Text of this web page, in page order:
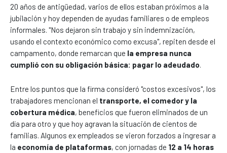
20 años de antigüedad, varios de ellos estaban próximos a la
jubilación y hoy dependen de ayudas familiares o de empleos
informales. "Nos dejaron sin trabajo y sin indemnización,
usando el contexto económico como excusa", repiten desde el
campamento, donde remarcan que la empresa nunca
cumplió con su obligación básica: pagar lo adeudado
Entre los puntos que la firma consideró "costos excesivos", los
trabajadores mencionan el transporte, el comedor y la
cobertura médica, beneficios que fueron eliminados de un
día para otro y que hoy agravan la situación de cientos de
familias. Algunos ex empleados se vieron forzados a ingresar a
la economía de plataformas, con jornadas de 12 a 14 horas